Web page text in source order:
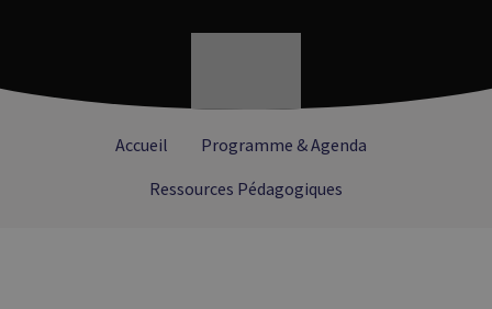
Accueil
Programme & Agenda
Ressources Pédagogiques